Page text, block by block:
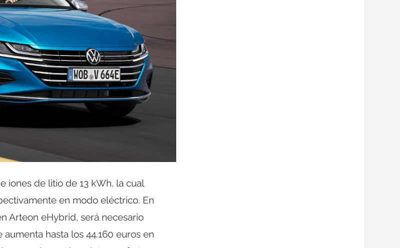
iones de litio de 13 kWh, la cual
en modo eléctrico. En
Arteon eHybrid, será necesario
aumenta hasta los 44.160 euros en